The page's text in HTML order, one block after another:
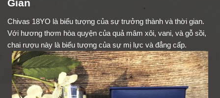
Gian
Chivas 18YO là biểu tượng của sự trưởng thành và thời gian.
Với hương thơm hòa quyện của quả mâm xôi, vani, và gỗ sồi,
chai rượu này là biểu tượng của sự mị lực và đẳng cấp.